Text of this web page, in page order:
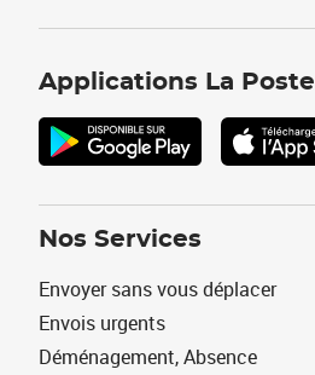
Applications La Poste
Nos Services
Envoyer sans vous déplacer
Envois urgents
Déménagement, Absence